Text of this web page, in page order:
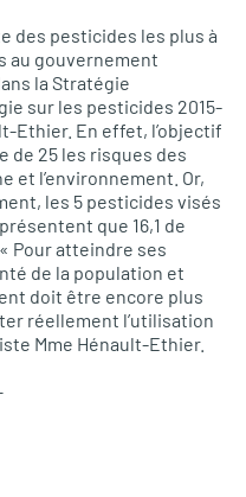
des pesticides les plus à
au gouvernement
la Stratégie
sur les pesticides 2015-
Ethier. En effet, l’objectif
de 25 les risques des
et l’environnement. Or,
les 5 pesticides visés
que 16,1 de
Pour atteindre ses
de la population et
doit être encore plus
réellement l’utilisation
Mme Hénault-Ethier.